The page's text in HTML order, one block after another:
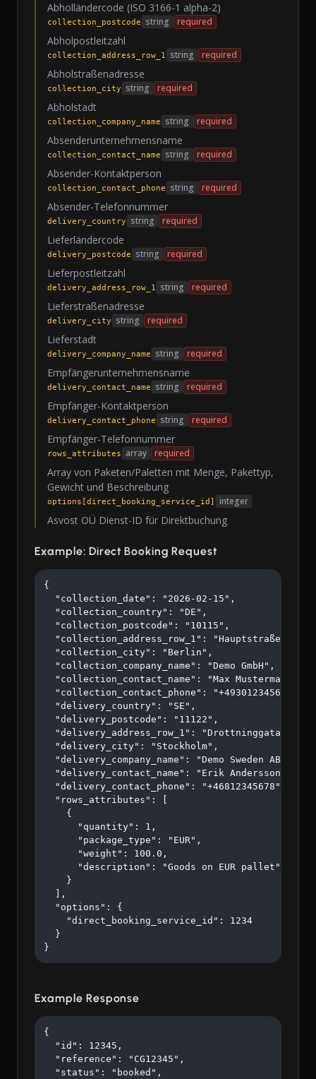
Abholländercode (ISO 3166-1 alpha-2)
collection_postcode string required
Abholpostleitzahl
collection_address_row_1 string required
Abholstraßenadresse
collection_city string required
Abholstadt
collection_company_name string required
Absenderunternehmensname
collection_contact_name string required
Absender-Kontaktperson
collection_contact_phone string required
Absender-Telefonnummer
delivery_country string required
Lieferländercode
delivery_postcode string required
Lieferpostleitzahl
delivery_address_row_1 string required
Lieferstraßenadresse
delivery_city string required
Lieferstadt
delivery_company_name string required
Empfängerunternehmensname
delivery_contact_name string required
Empfänger-Kontaktperson
delivery_contact_phone string required
Empfänger-Telefonnummer
rows_attributes array required
Array von Paketen/Paletten mit Menge, Pakettyp,
Gewicht und Beschreibung
options[direct_booking_service_id] integer
Asvost OÜ Dienst-ID für Direktbuchung
Example: Direct Booking Request
{
  "collection_date": "2026-02-15",
  "collection_country": "DE",
  "collection_postcode": "10115",
  "collection_address_row_1": "Hauptstraße 123",
  "collection_city": "Berlin",
  "collection_company_name": "Demo GmbH",
  "collection_contact_name": "Max Mustermann",
  "collection_contact_phone": "+4930123456",
  "delivery_country": "SE",
  "delivery_postcode": "11122",
  "delivery_address_row_1": "Drottninggatan 45",
  "delivery_city": "Stockholm",
  "delivery_company_name": "Demo Sweden AB",
  "delivery_contact_name": "Erik Andersson",
  "delivery_contact_phone": "+46812345678",
  "rows_attributes": [
    {
      "quantity": 1,
      "package_type": "EUR",
      "weight": 100.0,
      "description": "Goods on EUR pallet"
    }
  ],
  "options": {
    "direct_booking_service_id": 1234
  }
}
Example Response
{
  "id": 12345,
  "reference": "CG12345",
  "status": "booked",